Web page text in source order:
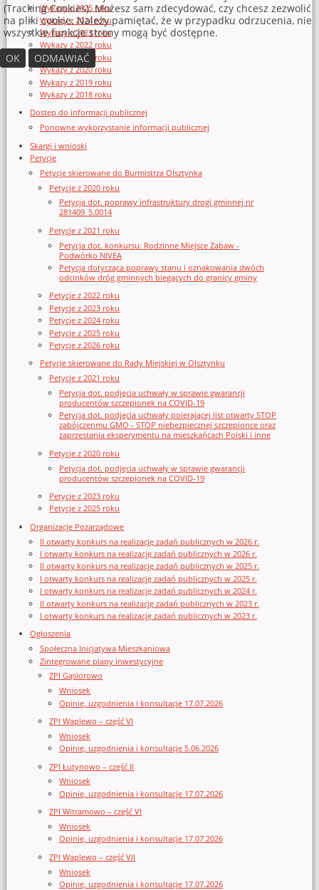
Wykazy z 2025 roku
Wykazy z 2024 roku
Wykazy z 2023 roku
Wykazy z 2022 roku
Wykazy z 2021 roku
Wykazy z 2020 roku
Wykazy z 2019 roku
Wykazy z 2018 roku
Dostęp do informacji publicznej
Ponowne wykorzystanie informacji publicznej
Skargi i wnioski
Petycje
Petycje skierowane do Burmistrza Olsztynka
Petycje z 2020 roku
Petycja dot. poprawy infrastruktury drogi gminnej nr
281409_5.0014
Petycje z 2021 roku
Petycja dot. konkursu: Rodzinne Miejsce Zabaw -
Podwórko NIVEA
Petycja dotycząca poprawy stanu i oznakowania dwóch
odcinków dróg gminnych biegących do granicy gminy
Petycje z 2022 roku
Petycje z 2023 roku
Petycje z 2024 roku
Petycje z 2025 roku
Petycje z 2026 roku
Petycje skierowane do Rady Miejskiej w Olsztynku
Petycje z 2021 roku
Petycja dot. podjęcia uchwały w sprawie gwarancji
producentów szczepionek na COVID-19
Petycja dot. podjęcia uchwały poierającej list otwarty STOP
zabójczenmu GMO - STOP niebezpiecznej szczepionce oraz
zaprzestania eksperymentu na mieszkańcach Polski i inne
Petycje z 2020 roku
Petycja dot. podjęcia uchwały w sprawie gwarancji
producentów szczepionek na COVID-19
Petycje z 2023 roku
Petycje z 2025 roku
Organizacje Pozarządowe
II otwarty konkurs na realizację zadań publicznych w 2026 r.
I otwarty konkurs na realizację zadań publicznych w 2026 r.
II otwarty konkurs na realizację zadań publicznych w 2025 r.
I otwarty konkurs na realizację zadań publicznych w 2025 r.
I otwarty konkurs na realizację zadań publicznych w 2024 r.
II otwarty konkurs na realizację zadań publicznych w 2023 r.
I otwarty konkurs na realizację zadań publicznych w 2023 r.
Ogłoszenia
Społeczna Inicjatywa Mieszkaniowa
Zintegrowane plany inwestycyjne
ZPI Gąsiorowo
Wniosek
Opinie, uzgodnienia i konsultacje 17.07.2026
ZPI Waplewo – część VI
Wniosek
Opinie, uzgodnienia i konsultacje 5.06.2026
ZPI Łutynowo – część II
Wniosek
Opinie, uzgodnienia i konsultacje 17.07.2026
ZPI Witramowo – część VI
Wniosek
Opinie, uzgodnienia i konsultacje 17.07.2026
ZPI Waplewo – część VII
Wniosek
Opinie, uzgodnienia i konsultacje 17.07.2026
(Tracking Cookies). Możesz sam zdecydować, czy chcesz zezwolić
na pliki cookie. Należy pamiętać, że w przypadku odrzucenia, nie
wszystkie funkcje strony mogą być dostępne.
OK
ODMAWIAĆ